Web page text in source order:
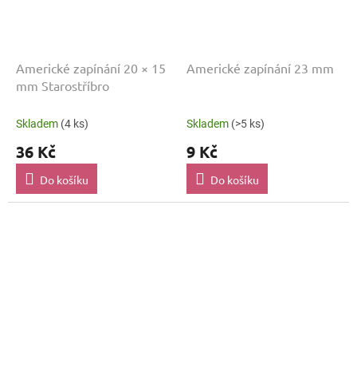
Americké zapínání 20 × 15
mm Starostříbro
Skladem (4 ks)
36 Kč
Do košíku
Americké zapínání 23 mm
Skladem (>5 ks)
9 Kč
Do košíku